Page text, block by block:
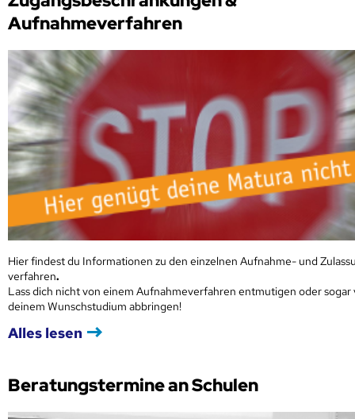
Aufnahmeverfahren
Hier findest du Informationen zu den einzelnen Aufnahme- und
verfahren.
Lass dich nicht von einem Aufnahmeverfahren entmutigen oder sogar
deinem Wunschstudium abbringen!
Alles lesen
Beratungstermine an Schulen